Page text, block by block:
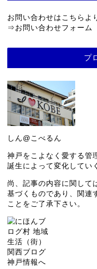
お問い合わせはこちらよ
⇒お問い合わせフォーム
プ
しん@こべるん
神戸をこよなく愛する管
誕生によって変化してい
尚、記事の内容に関して
基づくものであり、関連
ことをご了承下さい。